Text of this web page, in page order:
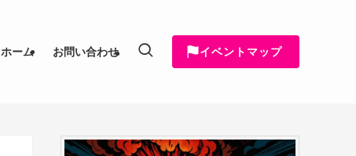
ホーム お問い合わせ イベントマップ